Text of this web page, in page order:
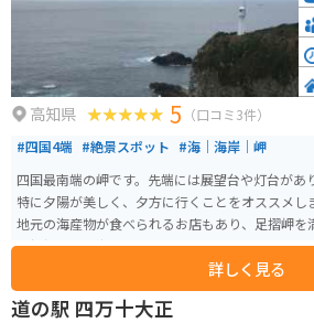
高知県 5 （口コミ3件）
#四国4端 #絶景スポット #海｜海岸｜岬
四国最南端の岬です。先端には展望台や灯台があ
特に夕陽が美しく、夕方に行くことをオススメし
地元の海産物が食べられるお店もあり、足摺岬を
足摺岬までは海沿いの道を走っていくので、とて
詳しく見る
道の駅 四万十大正